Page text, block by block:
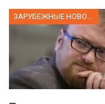
ЗАРУБЕЖНЫЕ НОВОСТИ